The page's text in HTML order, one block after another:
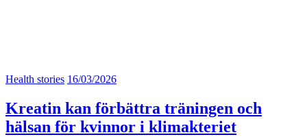
Health stories 16/03/2026
Kreatin kan förbättra träningen och
hälsan för kvinnor i klimakteriet